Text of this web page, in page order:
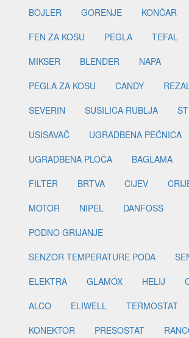
BOJLER
GORENJE
KONČAR
FEN ZA KOSU
PEGLA TEFAL
MIKSER
BLENDER
NAPA
PEGLA ZA KOSU
CANDY
SEVERIN
SUŠILICA RUBLJA
USISAVAČ
UGRADBENA PEĆNICA
UGRADBENA PLOČA
BAGLAMA
FILTER
BRTVA CIJEV
MOTOR
NIPEL
DANFOSS
PODNO GRIJANJE
SENZOR TEMPERATURE PODA
ELEKTRA
GLAMOX HELIJ
ALCO
ELIWELL TERMOSTAT
KONEKTOR
PRESOSTAT